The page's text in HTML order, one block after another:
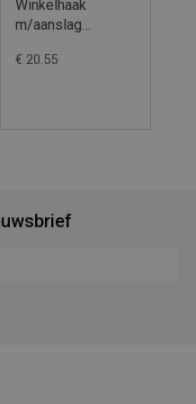
Winkelhaak
m/aanslag
€ 20.55